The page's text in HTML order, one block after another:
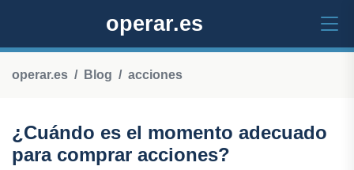
operar.es
operar.es Blog acciones
¿Cuándo es el momento adecuado
para comprar acciones?